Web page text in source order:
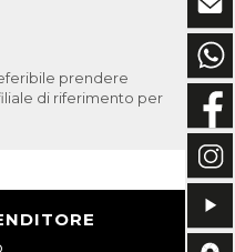
prendere
di riferimento per